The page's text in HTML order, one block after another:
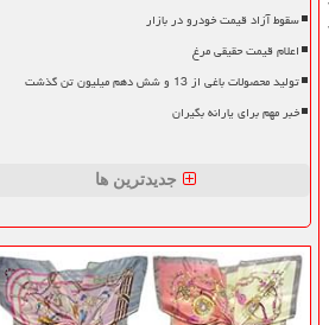
سقوط آزاد قیمت خودرو در بازار
اعلام قیمت حقیقی مرغ
تولید محصولات باغی از 13 و شش دهم میلیون تن گذشت
خبر مهم برای یارانه بگیران
جدیدترین ها